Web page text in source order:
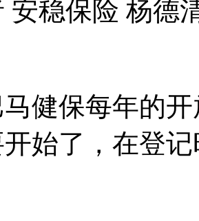
安稳保险 杨德
健保每年的
始了，在登